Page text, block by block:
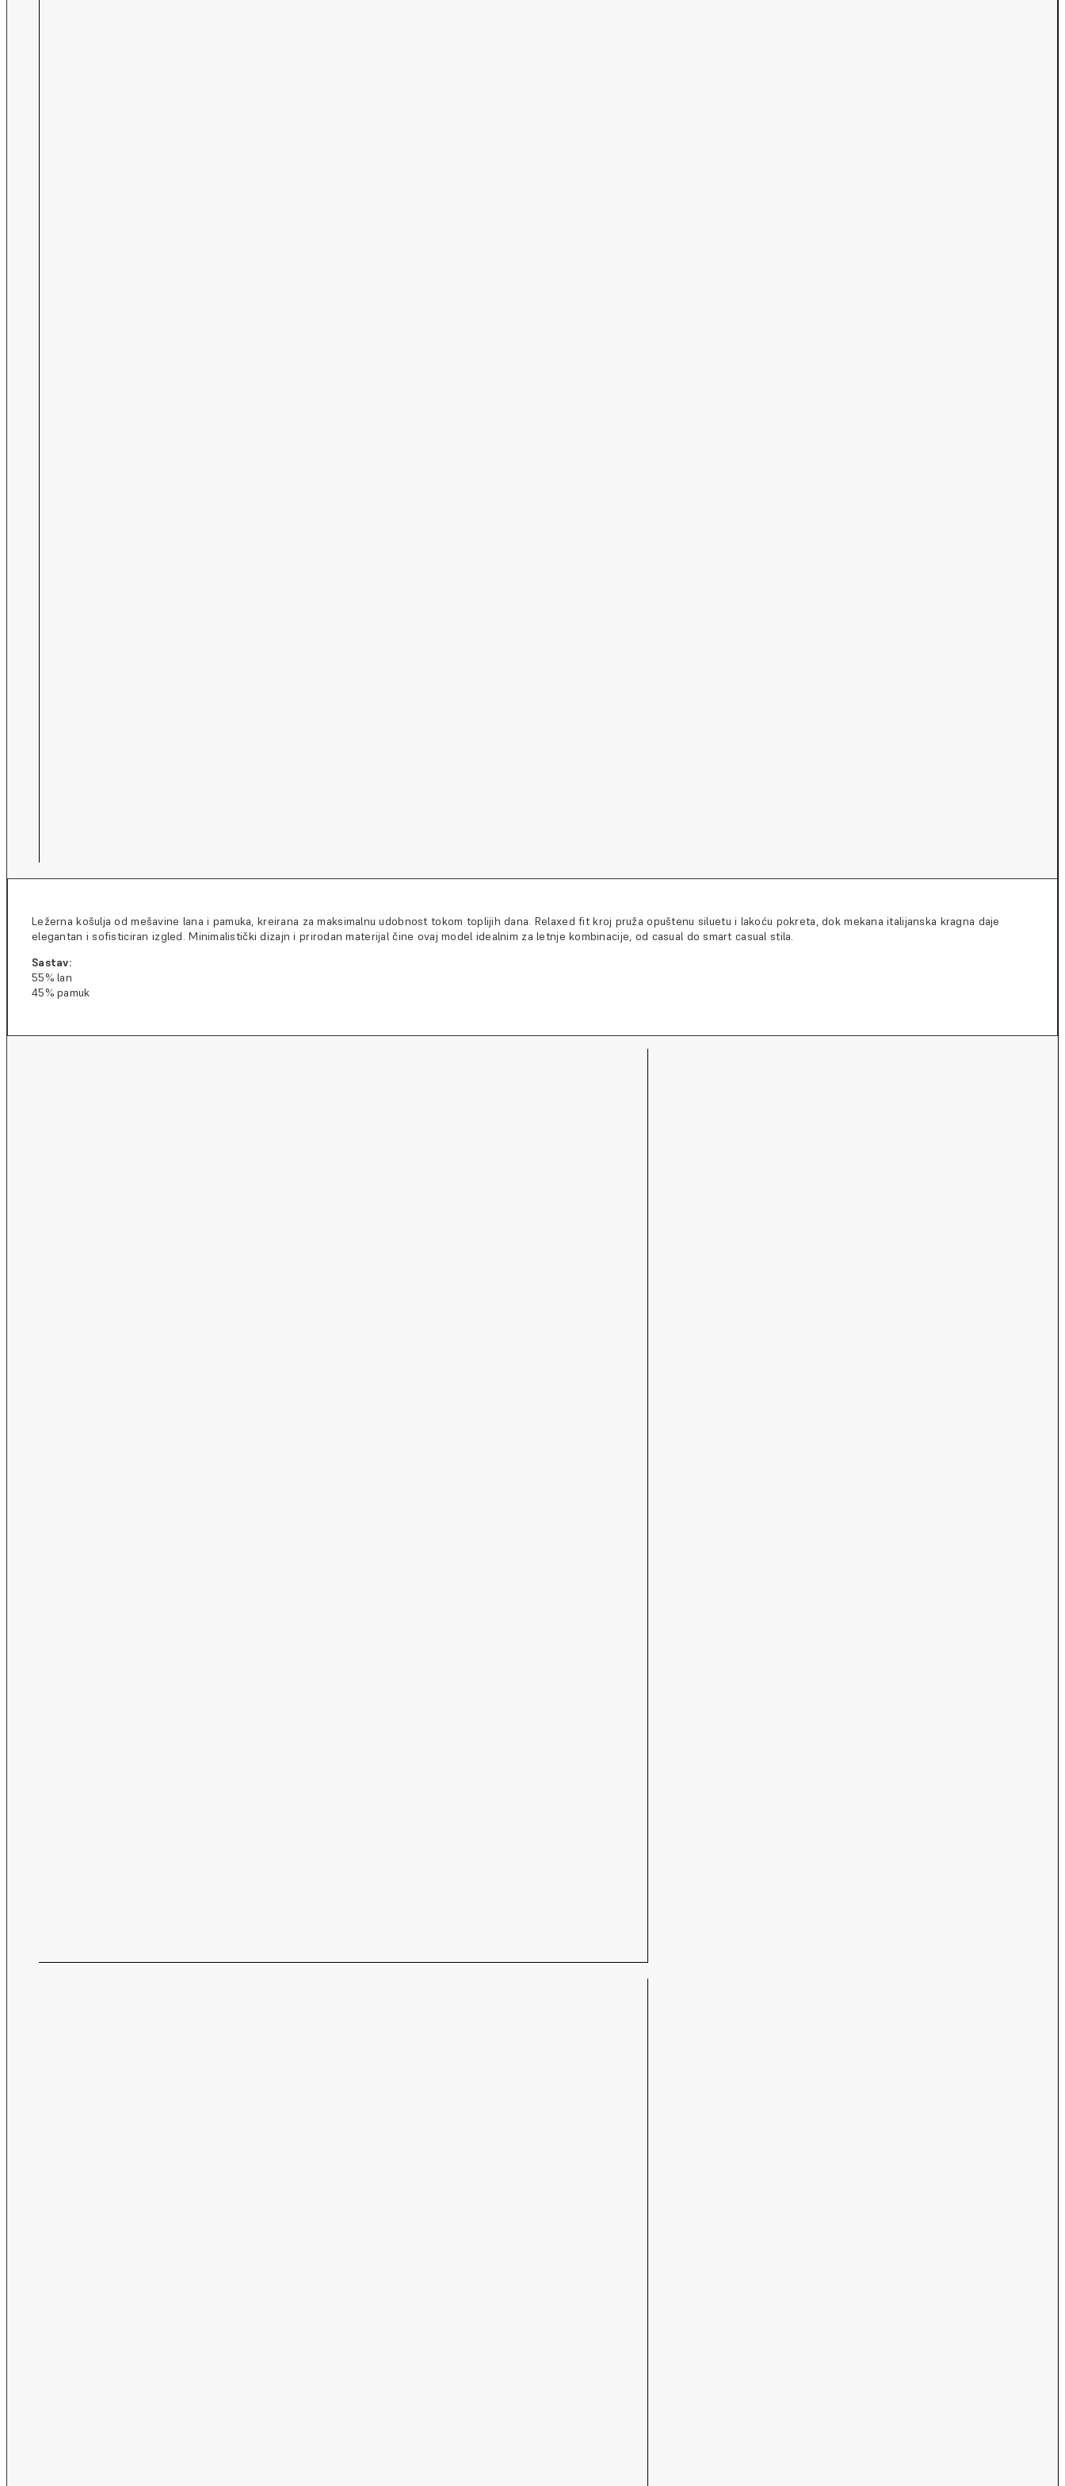
Ležerna košulja od mešavine lana i pamuka, kreirana za maksimalnu udobnost tokom toplijih dana. Relaxed fit kroj pruža opuštenu siluetu i lakoću pokreta, dok mekana italijanska kragna daje
elegantan i sofisticiran izgled. Minimalistički dizajn i prirodan materijal čine ovaj model idealnim za letnje kombinacije, od casual do smart casual stila.
Sastav:
55% lan
45% pamuk